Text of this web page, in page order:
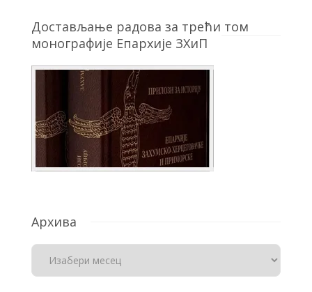
Достављање радова за трећи том
монографије Епархије ЗХиП
Архива